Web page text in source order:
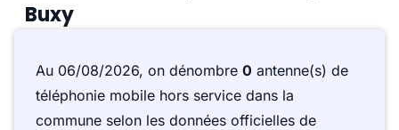
Buxy
Au 06/08/2026, on dénombre 0 antenne(s) de
téléphonie mobile hors service dans la
commune selon les données officielles de